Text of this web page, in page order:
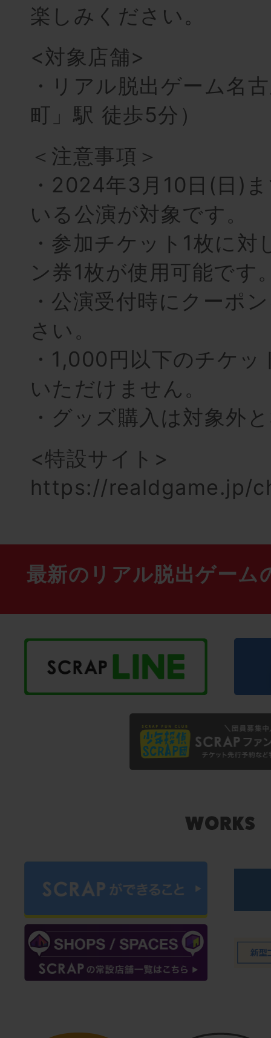
楽しみください。
<対象店舗>
・リアル脱出ゲーム名
町」駅 徒歩5分）
＜注意事項＞
・2024年3月10日(日)
いる公演が対象です。
・参加チケット1枚に対
ン券1枚が使用可能です
・公演受付時にクーポ
さい。
・1,000円以下のチケ
いただけません。
・グッズ購入は対象外
<特設サイト>
https://realdgame.jp/
最新のリアル脱出ゲーム